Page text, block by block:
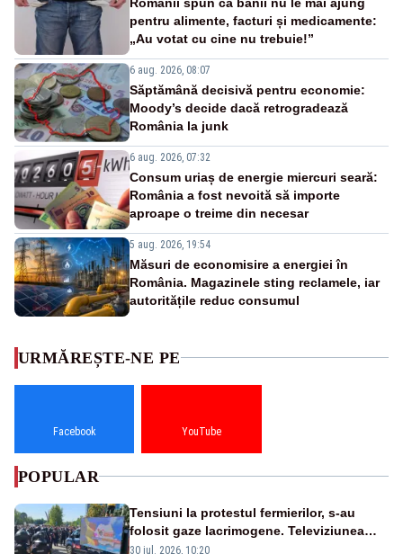
pentru alimente, facturi și medicamente:
„Au votat cu cine nu trebuie!”
6 aug. 2026, 08:07
Săptămână decisivă pentru economie:
Moody’s decide dacă retrogradează
România la junk
6 aug. 2026, 07:32
Consum uriaș de energie miercuri seară:
România a fost nevoită să importe
aproape o treime din necesar
5 aug. 2026, 19:54
Măsuri de economisire a energiei în
România. Magazinele sting reclamele, iar
autoritățile reduc consumul
URMĂREȘTE-NE PE
Facebook YouTube
POPULAR
Tensiuni la protestul fermierilor, s-au
folosit gaze lacrimogene. Televiziunea
Poporului face apel la calm – LIVE TEXT
30 iul. 2026, 10:20